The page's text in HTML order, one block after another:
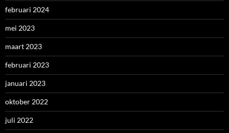
februari 2024
mei 2023
maart 2023
februari 2023
januari 2023
oktober 2022
juli 2022